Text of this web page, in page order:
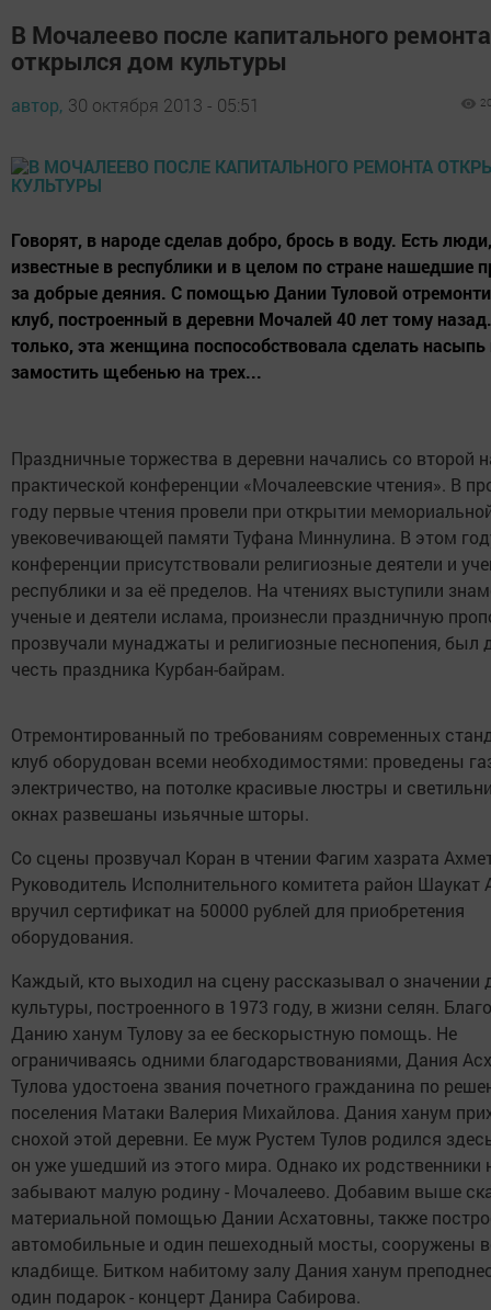
В Мочалеево после капитального ремонта
открылся дом культуры
автор, 30 октября 2013 - 05:51
Говорят, в народе сделав добро, брось в воду. Есть люди,
известные в республики и в целом по стране нашедшие
за добрые деяния. С помощью Дании Туловой
клуб, построенный в деревни Мочалей 40 лет тому
только, эта женщина поспособствовала сделать насыпь
замостить щебенью на трех...
Праздничные торжества в деревни начались со второй
практической конференции «Мочалеевские чтения». В
году первые чтения провели при открытии
увековечивающей памяти Туфана Миннулина. В этом
конференции присутствовали религиозные деятели и
республики и за её пределов. На чтениях выступили
ученые и деятели ислама, произнесли праздничную
прозвучали мунаджаты и религиозные песнопения, был
честь праздника Курбан-байрам.
Отремонтированный по требованиям современных
клуб оборудован всеми необходимостями: проведены
электричество, на потолке красивые люстры и
окнах развешаны изьячные шторы.
Со сцены прозвучал Коран в чтении Фагим хазрата
Руководитель Исполнительного комитета район Шаукат
вручил сертификат на 50000 рублей для приобретения
оборудования.
Каждый, кто выходил на сцену рассказывал о значении
культуры, построенного в 1973 году, в жизни селян.
Данию ханум Тулову за ее бескорыстную помощь. Не
ограничиваясь одними благодарствованиями, Дания
Тулова удостоена звания почетного гражданина по
поселения Матаки Валерия Михайлова. Дания ханум
снохой этой деревни. Ее муж Рустем Тулов родился
он уже ушедший из этого мира. Однако их родственники
забывают малую родину - Мочалеево. Добавим выше
материальной помощью Дании Асхатовны, также
автомобильные и один пешеходный мосты, сооружены
кладбище. Битком набитому залу Дания ханум
один подарок - концерт Данира Сабирова.